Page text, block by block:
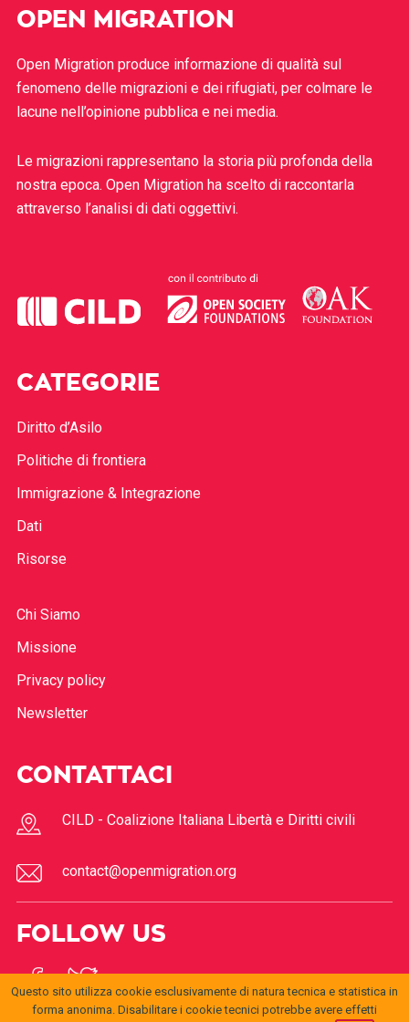
OPEN MIGRATION
Open Migration produce informazione di qualità sul
fenomeno delle migrazioni e dei rifugiati, per colmare le
lacune nell’opinione pubblica e nei media.
Le migrazioni rappresentano la storia più profonda della
nostra epoca. Open Migration ha scelto di raccontarla
attraverso l’analisi di dati oggettivi.
CATEGORIE
Diritto d’Asilo
Politiche di frontiera
Immigrazione & Integrazione
Dati
Risorse
Chi Siamo
Missione
Privacy policy
Newsletter
CONTATTACI
CILD - Coalizione Italiana Libertà e Diritti civili
contact@openmigration.org
FOLLOW US
Questo sito utilizza cookie esclusivamente di natura tecnica e statistica in
forma anonima. Disabilitare i cookie tecnici potrebbe avere effetti